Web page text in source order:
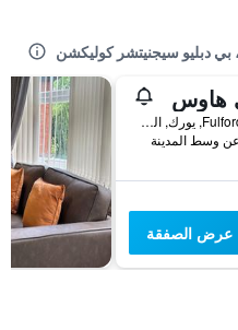
بي دبليو سيجنيتشر كوليكشن
هاوس
145 Fulford Road, يورك, المملكة المتحدة
عرض الصفقة